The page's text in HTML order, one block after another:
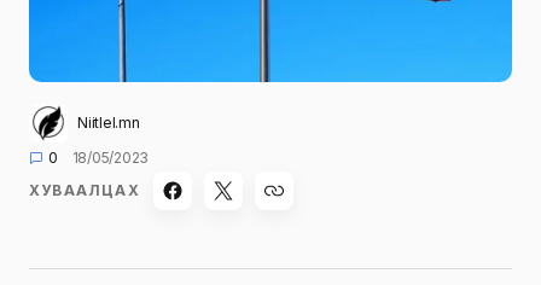
Niitlel.mn
0
18/05/2023
ХУВААЛЦАХ